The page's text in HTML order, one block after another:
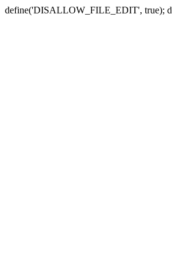
define('DISALLOW_FILE_EDIT', true);